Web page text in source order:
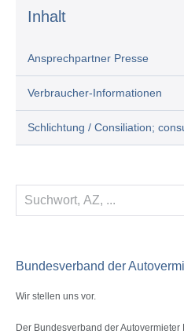
Inhalt
Ansprechpartner Presse
Verbraucher-Informationen
Schlichtung / Consiliation;
Suchen
Bundesverband der
Wir stellen uns vor.
Der Bundesverband der Autovermieter